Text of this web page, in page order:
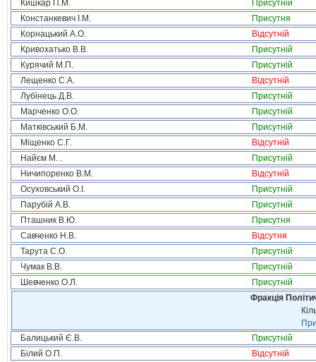
Кишкар П.М.
Присутній
Констанкевич І.М.
Присутня
Корнацький А.О.
Відсутній
Кривохатько В.В.
Присутній
Курячий М.П.
Присутній
Лещенко С.А.
Відсутній
Лубінець Д.В.
Присутній
Марченко О.О.
Присутній
Матківський Б.М.
Присутній
Міщенко С.Г.
Відсутній
Найєм М. .
Присутній
Ничипоренко В.М.
Відсутній
Осуховський О.І.
Присутній
Парубій А.В.
Присутній
Пташник В.Ю.
Присутня
Савченко Н.В.
Відсутня
Тарута С.О.
Присутній
Чумак В.В.
Присутній
Шевченко О.Л.
Присутній
Фракція
Балицький Є.В.
Присутній
Білий О.П.
Відсутній